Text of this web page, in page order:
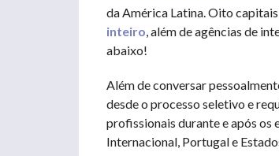
da América Latina. Oito
inteiro, além de agências de
abaixo!
Além de conversar
desde o processo seletivo e
profissionais durante e após os
Internacional, Portugal e